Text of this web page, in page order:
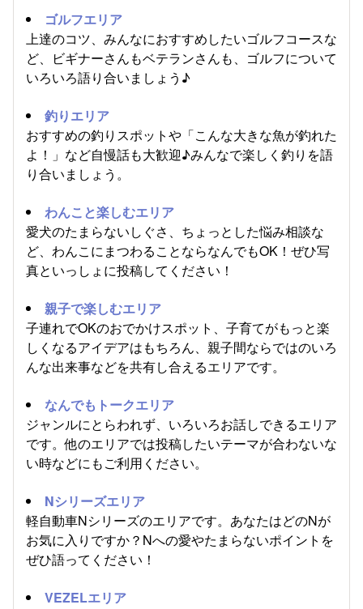
ゴルフエリア
上達のコツ、みんなにおすすめしたいゴルフコースな
ど、ビギナーさんもベテランさんも、ゴルフについて
いろいろ語り合いましょう♪
釣りエリア
おすすめの釣りスポットや「こんな大きな魚が釣れた
よ！」など自慢話も大歓迎♪みんなで楽しく釣りを語
り合いましょう。
わんこと楽しむエリア
愛犬のたまらないしぐさ、ちょっとした悩み相談な
ど、わんこにまつわることならなんでもOK！ぜひ写
真といっしょに投稿してください！
親子で楽しむエリア
子連れでOKのおでかけスポット、子育てがもっと楽
しくなるアイデアはもちろん、親子間ならではのいろ
んな出来事などを共有し合えるエリアです。
なんでもトークエリア
ジャンルにとらわれず、いろいろお話しできるエリア
です。他のエリアでは投稿したいテーマが合わないな
い時などにもご利用ください。
Nシリーズエリア
軽自動車Nシリーズのエリアです。あなたはどのNが
お気に入りですか？Nへの愛やたまらないポイントを
ぜひ語ってください！
VEZELエリア